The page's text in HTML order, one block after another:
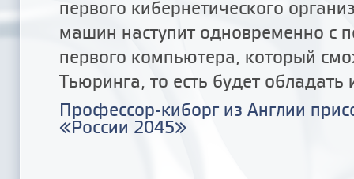
первого кибернетического
машин наступит одновременно с
первого компьютера, который
Тьюринга, то есть будет обладать
Профессор-киборг из Англии
«России 2045»